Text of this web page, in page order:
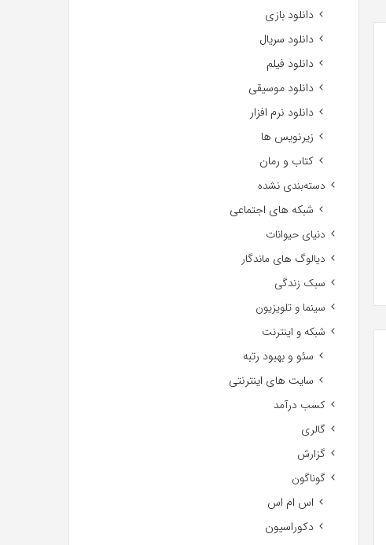
دانلود بازی
دانلود سریال
دانلود فیلم
دانلود موسیقی
دانلود نرم افزار
زیرنویس ها
کتاب و رمان
دسته‌بندی نشده
شبکه های اجتماعی
دنیای حیوانات
دیالوگ های ماندگار
سبک زندگی
سینما و تلویزیون
شبکه و اینترنت
سئو و بهبود رتبه
سایت های اینترنتی
کسب درآمد
گالری
گزارش
گوناگون
اس ام اس
دکوراسیون